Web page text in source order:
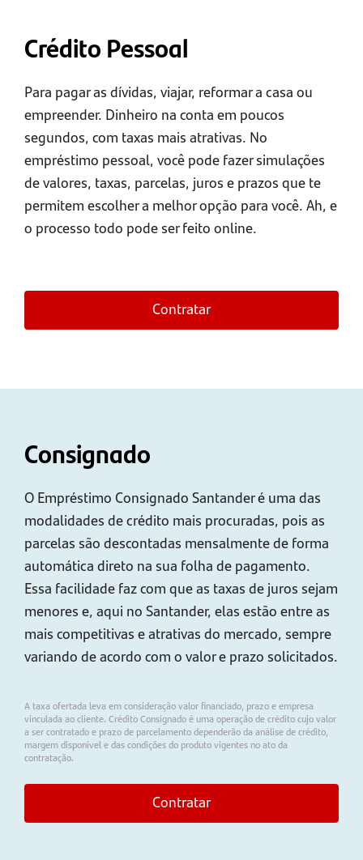
Crédito Pessoal
Para pagar as dívidas, viajar, reformar a casa ou
empreender. Dinheiro na conta em poucos
segundos, com taxas mais atrativas. No
empréstimo pessoal, você pode fazer simulações
de valores, taxas, parcelas, juros e prazos que te
permitem escolher a melhor opção para você. Ah, e
o processo todo pode ser feito online.
Contratar
Consignado
O Empréstimo Consignado Santander é uma das
modalidades de crédito mais procuradas, pois as
parcelas são descontadas mensalmente de forma
automática direto na sua folha de pagamento.
Essa facilidade faz com que as taxas de juros sejam
menores e, aqui no Santander, elas estão entre as
mais competitivas e atrativas do mercado, sempre
variando de acordo com o valor e prazo solicitados.
A taxa ofertada leva em consideração valor financiado, prazo e empresa
vinculada ao cliente. Crédito Consignado é uma operação de crédito cujo valor
a ser contratado e prazo de parcelamento dependerão da análise de crédito,
margem disponível e das condições do produto vigentes no ato da
contratação.
Contratar